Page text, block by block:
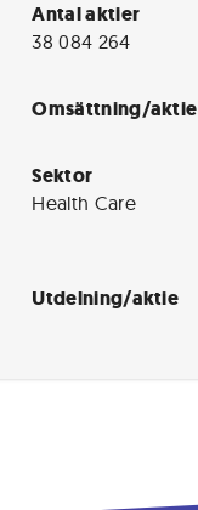
Antal aktier
38 084 264
Omsättning/aktie
Sektor
Health Care
Utdelning/aktie